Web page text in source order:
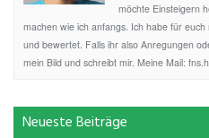
möchte Einsteigern
machen wie ich anfangs. Ich habe für
und bewertet. Falls ihr also Anregungen
mein Bild und schreibt mir. Meine Mail:
Neueste Beiträge